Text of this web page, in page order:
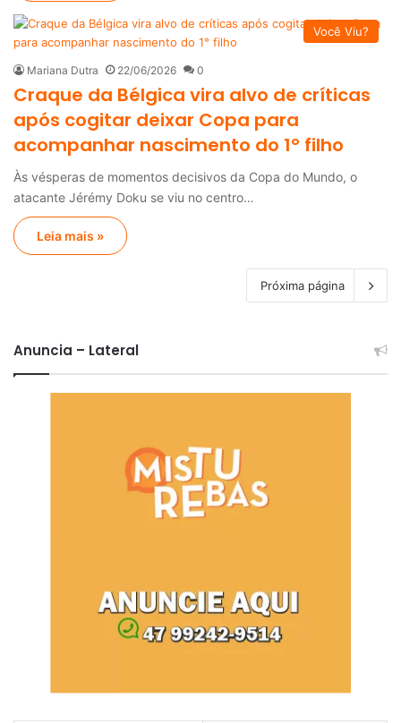
Você Viu?
Mariana Dutra 22/06/2026 0
Craque da Bélgica vira alvo de críticas
após cogitar deixar Copa para
acompanhar nascimento do 1° filho
Às vésperas de momentos decisivos da Copa do Mundo, o
atacante Jérémy Doku se viu no centro…
Leia mais »
Próxima página
Anuncia – Lateral